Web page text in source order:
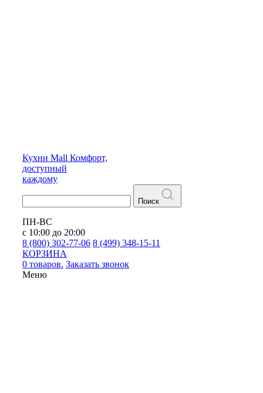
Кухни Mall Комфорт,
доступный
каждому
Поиск
ПН-ВС
с 10:00 до 20:00
8 (800) 302-77-06 8 (499) 348-15-11
КОРЗИНА
0 товаров. Заказать звонок
Меню